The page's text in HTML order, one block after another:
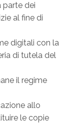
parte dei
al fine di
digitali con la
di tutela del
il regime
allo
le copie